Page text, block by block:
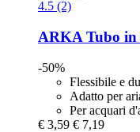
4.5 (2)
ARKA Tubo in
-50%
Flessibile e
Adatto per
Per acquari
€ 3,59 € 7,19